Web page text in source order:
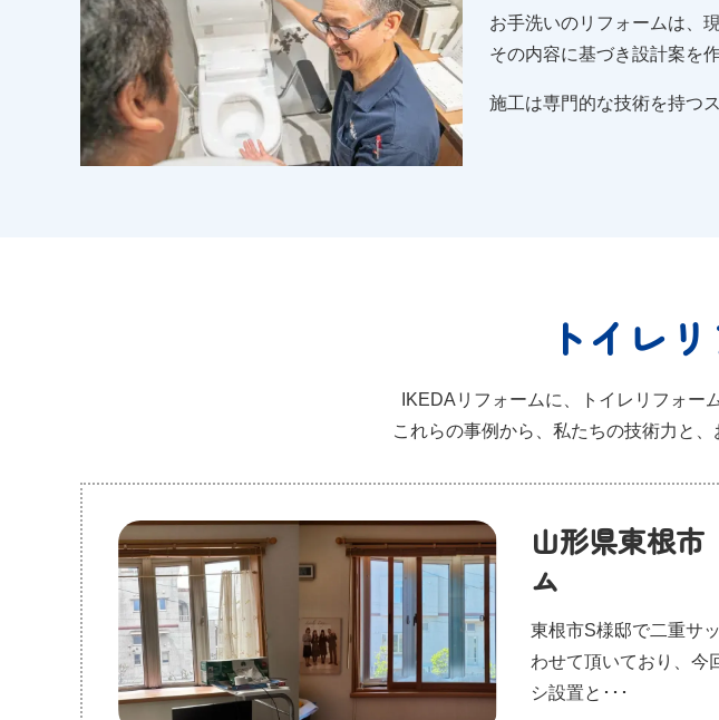
お手洗いのリフォームは、
その内容に基づき設計案を
施工は専門的な技術を持つ
トイレ
IKEDAリフォームに、トイレリフォー
これらの事例から、私たちの技術力と
山形県東根
ム
東根市S様邸で二重サ
わせて頂いており、今
シ設置と･･･